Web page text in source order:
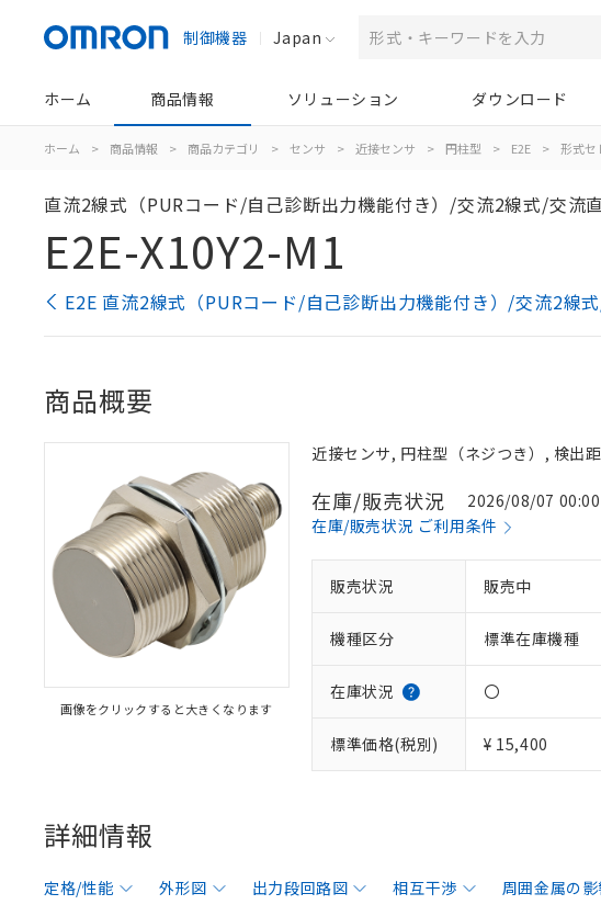
制御機器 Japan
ホーム 商品情報 ソリューション ダウンロード
ホーム > 商品情報 > 商品カテゴリ > センサ > 近接センサ > 円柱型 > E2E > 形式セ
直流2線式（PURコード/自己診断出力機能付き）/交流2線式/交流
E2E-X10Y2-M1
E2E 直流2線式（PURコード/自己診断出力機能付き）/交流2線
商品概要
画像をクリックすると大きくなります
近接センサ, 円柱型（ネジつき）, 検出
在庫/販売状況
2026/08/07
在庫/販売状況 ご利用条件
販売状況 販売中
機種区分 標準在庫機種
在庫状況 〇
標準価格(税別) ¥ 15,400
詳細情報
定格/性能 外形図 出力段回路図 相互干渉 周囲金属の影